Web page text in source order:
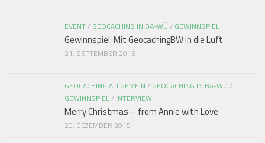
EVENT/ GEOCACHING IN BA-WÜ / GEWINNSPIEL
Gewinnspiel: Mit GeocachingBW in die Luft
21. SEPTEMBER 2016
GEOCACHING ALLGEMEIN / GEOCACHING IN BA-WÜ /
GEWINNSPIEL/ INTERVIEW
Merry Christmas – from Annie with Love
20. DEZEMBER 2015